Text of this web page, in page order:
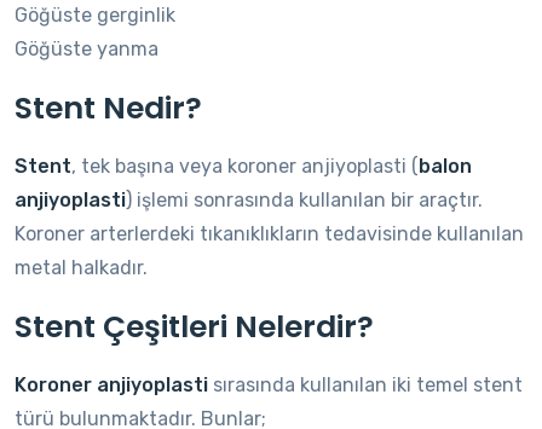
Göğüste gerginlik
Göğüste yanma
Stent Nedir?
Stent, tek başına veya koroner anjiyoplasti (balon
anjiyoplasti) işlemi sonrasında kullanılan bir araçtır.
Koroner arterlerdeki tıkanıklıkların tedavisinde kullanılan
metal halkadır.
Stent Çeşitleri Nelerdir?
Koroner anjiyoplasti sırasında kullanılan iki temel stent
türü bulunmaktadır. Bunlar;